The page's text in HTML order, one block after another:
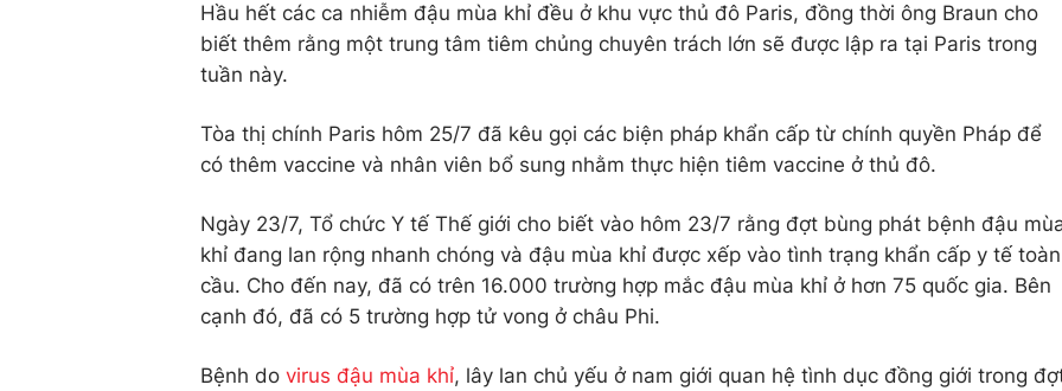
Hầu hết các ca nhiễm đậu mùa khỉ đều ở khu vực thủ đô Paris, đồng thời ông Braun cho
biết thêm rằng một trung tâm tiêm chủng chuyên trách lớn sẽ được lập ra tại Paris trong
tuần này.
Tòa thị chính Paris hôm 25/7 đã kêu gọi các biện pháp khẩn cấp từ chính quyền Pháp để
có thêm vaccine và nhân viên bổ sung nhằm thực hiện tiêm vaccine ở thủ đô.
Ngày 23/7, Tổ chức Y tế Thế giới cho biết vào hôm 23/7 rằng đợt bùng phát bệnh đậu
khỉ đang lan rộng nhanh chóng và đậu mùa khỉ được xếp vào tình trạng khẩn cấp y tế toàn
cầu. Cho đến nay, đã có trên 16.000 trường hợp mắc đậu mùa khỉ ở hơn 75 quốc gia. Bên
cạnh đó, đã có 5 trường hợp tử vong ở châu Phi.
Bệnh do virus đậu mùa khỉ, lây lan chủ yếu ở nam giới quan hệ tình dục đồng giới trong